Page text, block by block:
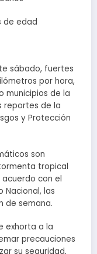
de edad
sábado, fuertes
por hora,
municipios de la
reportes de la
y Protección
son
tropical
con el
Nacional, las
de semana.
exhorta a la
precauciones
su seguridad,